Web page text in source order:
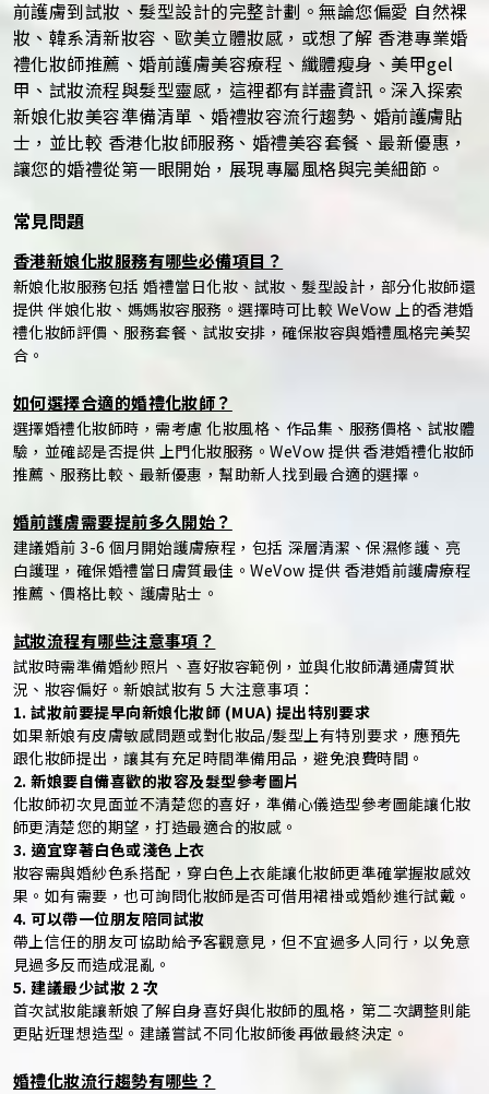
前護膚到試妝、髮型設計的完整計劃。無論您偏愛 自然裸
妝、韓系清新妝容、歐美立體妝感，或想了解 香港專業婚
禮化妝師推薦、婚前護膚美容療程、纖體瘦身、美甲gel
甲、試妝流程與髮型靈感，這裡都有詳盡資訊。深入探索
新娘化妝美容準備清單、婚禮妝容流行趨勢、婚前護膚貼
士，並比較 香港化妝師服務、婚禮美容套餐、最新優惠，
讓您的婚禮從第一眼開始，展現專屬風格與完美細節。
常見問題
香港新娘化妝服務有哪些必備項目？
新娘化妝服務包括 婚禮當日化妝、試妝、髮型設計，部分化妝師還
提供 伴娘化妝、媽媽妝容服務。選擇時可比較 WeVow 上的香港婚
禮化妝師評價、服務套餐、試妝安排，確保妝容與婚禮風格完美契
合。
如何選擇合適的婚禮化妝師？
選擇婚禮化妝師時，需考慮 化妝風格、作品集、服務價格、試妝體
驗，並確認是否提供 上門化妝服務。WeVow 提供 香港婚禮化妝師
推薦、服務比較、最新優惠，幫助新人找到最合適的選擇。
婚前護膚需要提前多久開始？
建議婚前 3-6 個月開始護膚療程，包括 深層清潔、保濕修護、亮
白護理，確保婚禮當日膚質最佳。WeVow 提供 香港婚前護膚療程
推薦、價格比較、護膚貼士。
試妝流程有哪些注意事項？
試妝時需準備婚紗照片、喜好妝容範例，並與化妝師溝通膚質狀
況、妝容偏好。新娘試妝有 5 大注意事項：
1. 試妝前要提早向新娘化妝師 (MUA) 提出特別要求
如果新娘有皮膚敏感問題或對化妝品/髮型上有特別要求，應預先
跟化妝師提出，讓其有充足時間準備用品，避免浪費時間。
2. 新娘要自備喜歡的妝容及髮型參考圖片
化妝師初次見面並不清楚您的喜好，準備心儀造型參考圖能讓化妝
師更清楚您的期望，打造最適合的妝感。
3. 適宜穿著白色或淺色上衣
妝容需與婚紗色系搭配，穿白色上衣能讓化妝師更準確掌握妝感效
果。如有需要，也可詢問化妝師是否可借用裙褂或婚紗進行試戴。
4. 可以帶一位朋友陪同試妝
帶上信任的朋友可協助給予客觀意見，但不宜過多人同行，以免意
見過多反而造成混亂。
5. 建議最少試妝 2 次
首次試妝能讓新娘了解自身喜好與化妝師的風格，第二次調整則能
更貼近理想造型。建議嘗試不同化妝師後再做最終決定。
婚禮化妝流行趨勢有哪些？